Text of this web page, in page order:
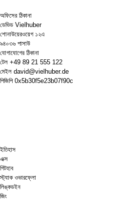
অফিসের ঠিকানা
ডেভিড Vielhuber
শোনাউয়েরওয়েগ ১২এ
৯৪০৩৬ পাসাউ
যোগাযোগের ঠিকানা
টেল +49 89 21 555 122
মেইল david@vielhuber.de
পিজিপি 0x5b30f5e23b07f90c
ইতিহাস
এক্স
গিটহাব
স্ট্যাক ওভারফ্লো
লিঙ্কডইন
জিং